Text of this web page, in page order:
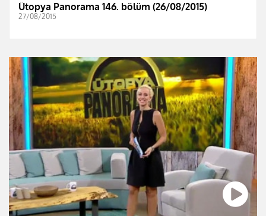
Ütopya Panorama 146. bölüm (26/08/2015)
27/08/2015